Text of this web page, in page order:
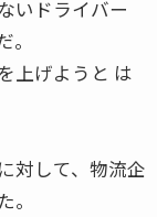
いドライバー
上げようと は
対して、物流企